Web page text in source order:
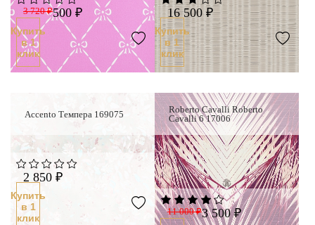
3 720 ₽500 ₽
Купить
в 1
клик
16 500 ₽
Купить
в 1
клик
Новинка
Accento Темпера 169075
2 850 ₽
Купить
в 1
клик
Roberto Cavalli Roberto
Cavalli 6 17006
11 000 ₽3 500 ₽